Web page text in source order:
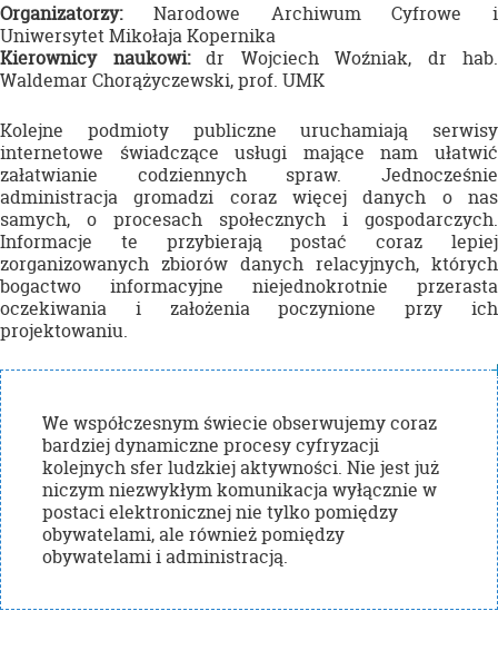
Organizatorzy:Narodowe Archiwum Cyfrowe i
Uniwersytet Mikołaja Kopernika
Kierownicy naukowi:dr Wojciech Woźniak, dr hab.
Waldemar Chorążyczewski, prof. UMK
Kolejne podmioty publiczne uruchamiają serwisy
internetowe świadczące usługi mające nam ułatwić
załatwianie codziennych spraw. Jednocześnie
administracja gromadzi coraz więcej danych o nas
samych, o procesach społecznych i gospodarczych.
Informacje te przybierają postać coraz lepiej
zorganizowanych zbiorów danych relacyjnych, których
bogactwo informacyjne niejednokrotnie przerasta
oczekiwania i założenia poczynione przy ich
projektowaniu.
We współczesnym świecie obserwujemy coraz
bardziej dynamiczne procesy cyfryzacji
kolejnych sfer ludzkiej aktywności. Nie jest już
niczym niezwykłym komunikacja wyłącznie w
postaci elektronicznej nie tylko pomiędzy
obywatelami, ale również pomiędzy
obywatelami i administracją.